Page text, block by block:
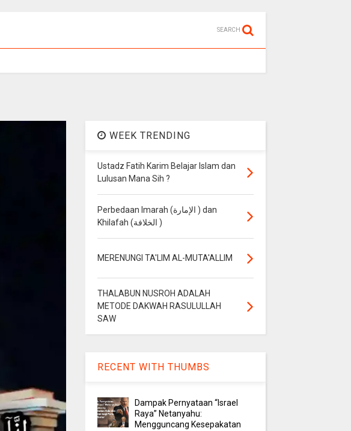
SEARCH
WEEK TRENDING
Ustadz Fatih Karim Belajar Islam dan
Lulusan Mana Sih ?
Perbedaan Imarah (الإمارة ) dan
Khilafah (الخلافة )
MERENUNGI TA'LIM AL-MUTA'ALLIM
THALABUN NUSROH ADALAH
METODE DAKWAH RASULULLAH
SAW
RECENT WITH THUMBS
Dampak Pernyataan “Israel
Raya” Netanyahu:
Mengguncang Kesepakatan